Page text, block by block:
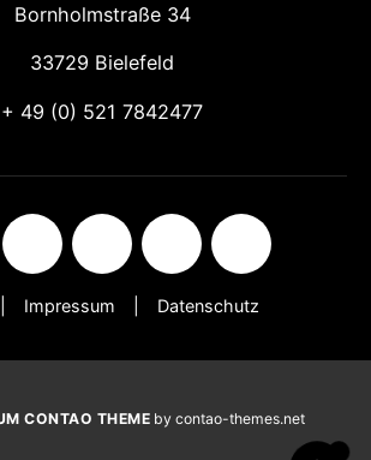
Bornholmstraße 34
33729 Bielefeld
+ 49 (0) 521 7842477
Impressum Datenschutz
CONTAO THEME by contao-themes.net